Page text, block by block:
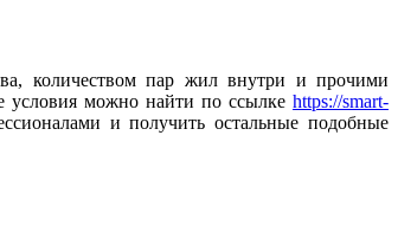
количеством пар жил внутри и прочими
условия можно найти по ссылке https://smart-
и получить остальные подобные